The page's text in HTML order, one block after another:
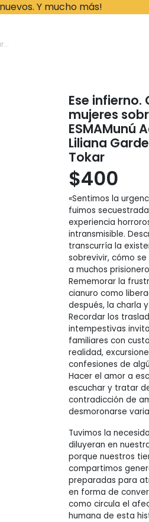
Y mucho más!
Ese
mujeres
ESMAMunú
Liliana
Tokar
$400
«Sentimos la
fuimos
experiencia
intransmisible.
transcurría la
sobrevivir, cómo
a muchos
Rememorar la
cianuro como
después, la charla
Recordar los
intempestivas
familiares con
realidad,
confesiones de
Hacer el amor a
escuchar y tratar
contradicción de
desmoronarse
Tuvimos la
diluyeran en
porque nuestros
compartimos
preparadas para
en forma de
como circula el
humana de esta